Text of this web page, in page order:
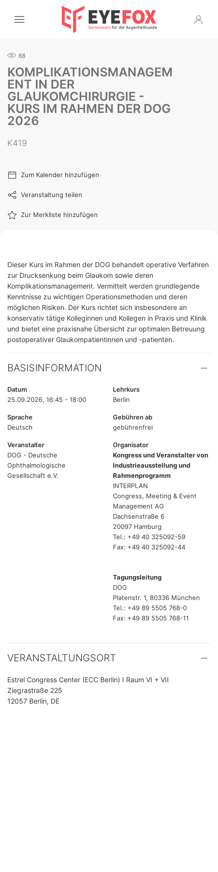
68
KOMPLIKATIONSMANAGEM
ENT IN DER
GLAUKOMCHIRURGIE -
KURS IM RAHMEN DER DOG
2026
K419
Zum Kalender hinzufügen
Veranstaltung teilen
Zur Merkliste hinzufügen
Dieser Kurs im Rahmen der DOG behandelt operative Verfahren
zur Drucksenkung beim Glaukom sowie deren
Komplikationsmanagement. Vermittelt werden grundlegende
Kenntnisse zu wichtigen Operationsmethoden und deren
möglichen Risiken. Der Kurs richtet sich insbesondere an
konservativ tätige Kolleginnen und Kollegen in Praxis und Klinik
und bietet eine praxisnahe Übersicht zur optimalen Betreuung
postoperativer Glaukompatientinnen und -patienten.
BASISINFORMATION
Datum
25.09.2026, 16:45 - 18:00
Lehrkurs
Berlin
Sprache
Deutsch
Gebühren ab
gebührenfrei
Veranstalter
DOG - Deutsche
Ophthalmologische
Gesellschaft e.V.
Organisator
Kongress und Veranstalter von
Industrieausstellung und
Rahmenprogramm
INTERPLAN
Congress, Meeting & Event
Management AG
Dachsenstraße 6
20097 Hamburg
Tel.: +49 40 325092-59
Fax: +49 40 325092-44
Tagungsleitung
DOG
Platenstr. 1, 80336 München
Tel.: +49 89 5505 768-0
Fax: +49 89 5505 768-11
VERANSTALTUNGSORT
Estrel Congress Center (ECC Berlin) I Raum VI + VII
Ziegrastraße 225
12057 Berlin, DE